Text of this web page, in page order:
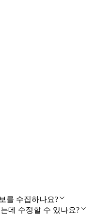
를 수집하나요?
데 수정할 수 있나요?